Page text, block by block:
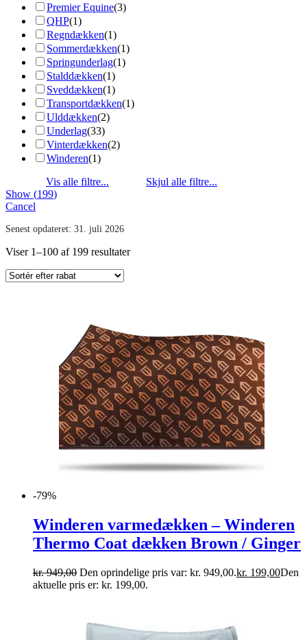
Premier Equine(3)
QHP(1)
Regndækken(1)
Sommerdækken(1)
Springunderlag(1)
Stalddækken(1)
Sveddækken(1)
Transportdækken(1)
Ulddækken(2)
Underlag(33)
Vinterdækken(2)
Winderen(1)
Show (199)
Cancel
Senest opdateret: 31. juli 2026
Viser 1–100 af 199 resultater
-79%
Winderen varmedækken – Winderen
Thermo Coat dækken Brown / Ginger
kr.949,00 Den oprindelige pris var: kr. 949,00.kr. 199,00Den
aktuelle pris er: kr. 199,00.